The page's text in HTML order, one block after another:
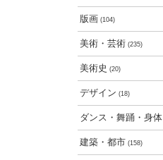
版画 (104)
美術・芸術 (235)
美術史 (20)
デザイン (18)
ダンス・舞踊・身体
建築・都市 (158)